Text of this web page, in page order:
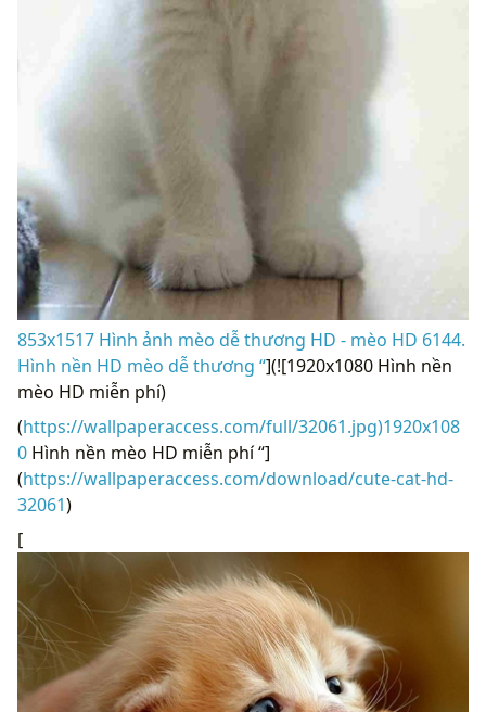
853x1517 Hình ảnh mèo dễ thương HD - mèo HD 6144.
Hình nền HD mèo dễ thương “](![1920x1080 Hình nền
mèo HD miễn phí)
(https://wallpaperaccess.com/full/32061.jpg)1920x108
0 Hình nền mèo HD miễn phí “]
(https://wallpaperaccess.com/download/cute-cat-hd-
32061)
[